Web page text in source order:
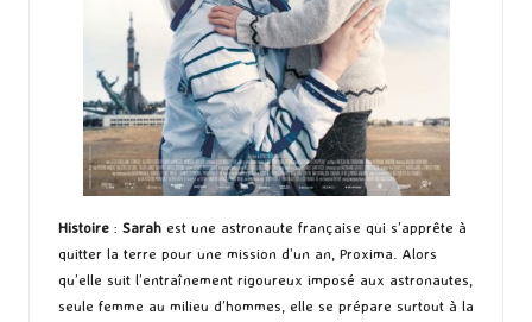
Histoire : Sarah est une astronaute française qui s’apprête à
quitter la terre pour une mission d’un an, Proxima. Alors
qu’elle suit l’entraînement rigoureux imposé aux astronautes,
seule femme au milieu d’hommes, elle se prépare surtout à la